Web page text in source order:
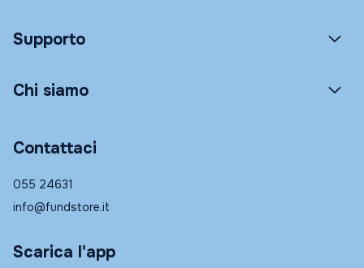
Supporto
Chi siamo
Contattaci
055 24631
info@fundstore.it
Scarica l'app